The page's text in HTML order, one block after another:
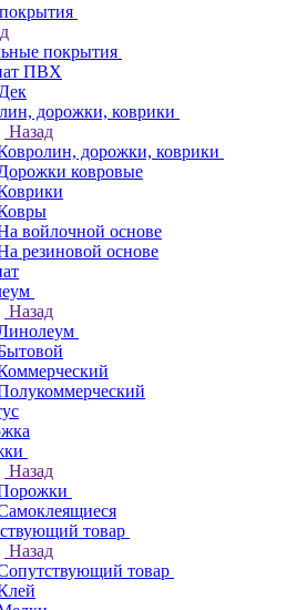
покрытия
ПВХ
дорожки, коврики
Назад
дорожки, коврики
ковровые
войлочной основе
резиновой основе
Назад
Назад
товар
Назад
товар